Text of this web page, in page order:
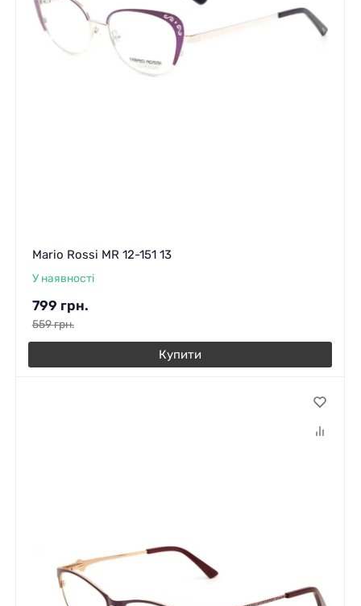
Mario Rossi MR 12-151 13
У наявності
799 грн.
559грн.
Купити